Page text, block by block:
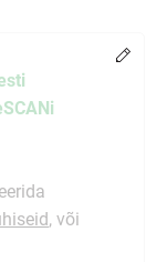
, või